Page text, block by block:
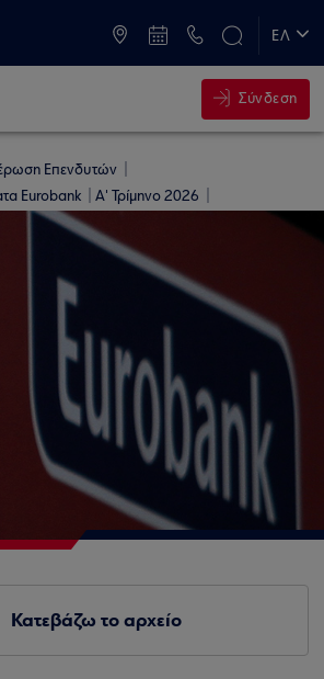
ΕΛ
Σύνδεση
Επενδυτών
Eurobank
Α' Τρίμηνο 2026
Κατεβάζω το αρχείο